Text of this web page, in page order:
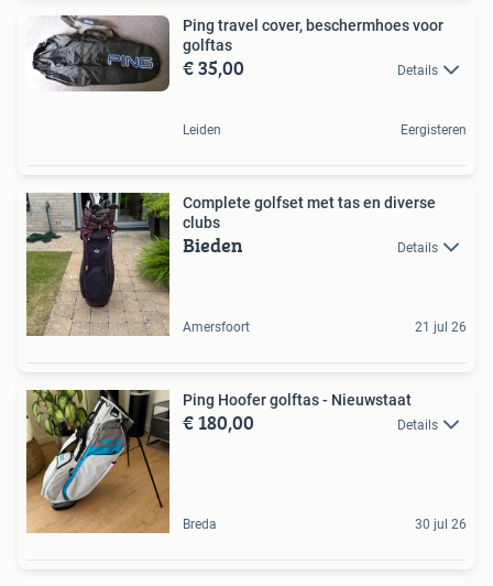
Ping travel cover, beschermhoes voor
golftas
€ 35,00 Details
Leiden Eergisteren
Complete golfset met tas en diverse
clubs
Bieden Details
Amersfoort 21 jul 26
Ping Hoofer golftas - Nieuwstaat
€ 180,00 Details
Breda 30 jul 26